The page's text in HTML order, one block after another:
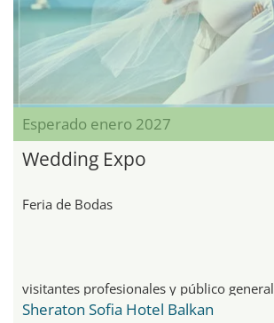
Esperado enero 2027
Wedding Expo
Feria de Bodas
visitantes profesionales y público general
Sheraton Sofia Hotel Balkan